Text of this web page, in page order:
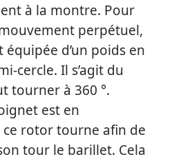
à la montre. Pour
perpétuel,
d’un poids en
cercle. Il s’agit du
tourner à 360 °.
est en
rotor tourne afin de
tour le barillet. Cela